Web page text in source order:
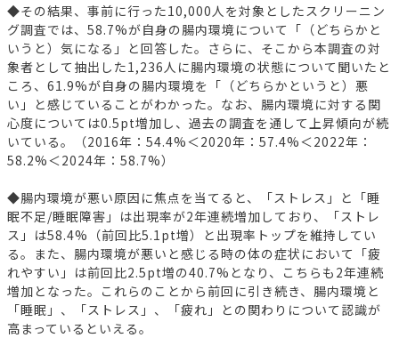
◆その結果、事前に行った10,000人を対象としたスクリーニン
グ調査では、58.7%が自身の腸内環境について「（どちらかと
いうと）気になる」と回答した。さらに、そこから本調査の対
象者として抽出した1,236人に腸内環境の状態について聞いたと
ころ、61.9%が自身の腸内環境を「（どちらかというと）悪
い」と感じていることがわかった。なお、腸内環境に対する関
心度については0.5pt増加し、過去の調査を通して上昇傾向が続
いている。（2016年：54.4%＜2020年：57.4%＜2022年：
58.2%＜2024年：58.7%）
◆腸内環境が悪い原因に焦点を当てると、「ストレス」と「睡
眠不足/睡眠障害」は出現率が2年連続増加しており、「ストレ
ス」は58.4%（前回比5.1pt増）と出現率トップを維持してい
る。また、腸内環境が悪いと感じる時の体の症状において「疲
れやすい」は前回比2.5pt増の40.7%となり、こちらも2年連続
増加となった。これらのことから前回に引き続き、腸内環境と
「睡眠」、「ストレス」、「疲れ」との関わりについて認識が
高まっているといえる。